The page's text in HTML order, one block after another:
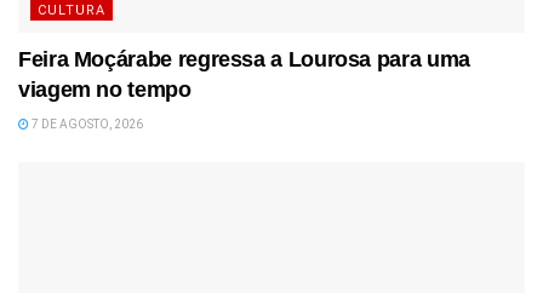
CULTURA
Feira Moçárabe regressa a Lourosa para uma
viagem no tempo
7 DE AGOSTO, 2026